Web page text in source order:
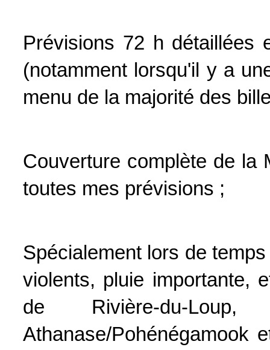
Prévisions 72 h détaillées
(notamment lorsqu'il y a
menu de la majorité des
Couverture complète de la
toutes mes prévisions ;
Spécialement lors de
violents, pluie importante,
de Rivière-du-
Athanase/Pohénégamook